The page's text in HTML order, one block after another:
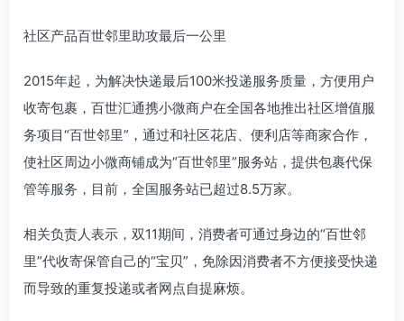
社区产品百世邻里助攻最后一公里
2015年起，为解决快递最后100米投递服务质量，方便用户
收寄包裹，百世汇通携小微商户在全国各地推出社区增值服
务项目“百世邻里”，通过和社区花店、便利店等商家合作，
使社区周边小微商铺成为“百世邻里”服务站，提供包裹代保
管等服务，目前，全国服务站已超过8.5万家。
相关负责人表示，双11期间，消费者可通过身边的“百世邻
里”代收寄保管自己的“宝贝”，免除因消费者不方便接受快递
而导致的重复投递或者网点自提麻烦。